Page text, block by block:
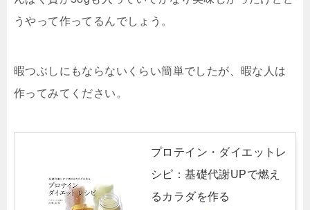
うやって作ってるんでしょう。
暇つぶしにもならないくらい簡単でしたが、暇な人は
作ってみてください。
プロテイン・ダイエットレ
シピ：基礎代謝UPで燃え
るカラダを作る